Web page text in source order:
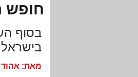
חופש
בסוף
בישראל
מאת: